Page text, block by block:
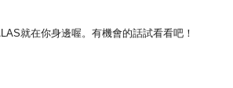
就在你身邊喔。有機會的話試看看吧！